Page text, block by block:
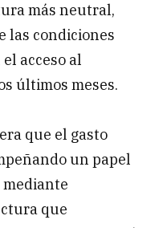
más neutral,
las condiciones
acceso al
últimos meses.
que el gasto
un papel
que